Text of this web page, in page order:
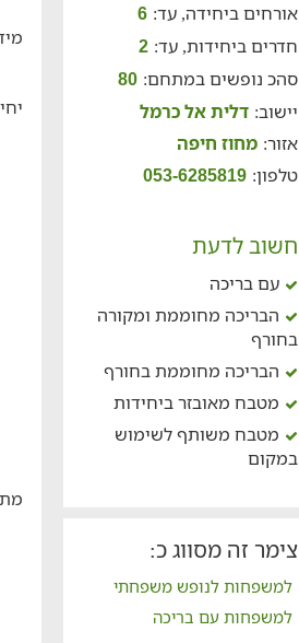
אורחים ביחידה, עד: 6
חדרים ביחידות, עד: 2
סהכ נופשים במתחם: 80
יישוב: דלית אל כרמל
אזור: מחוז חיפה
טלפון: 053-6285819
חשוב לדעת
עם בריכה
הבריכה מחוממת ומקורה
בחורף
הבריכה מחוממת בחורף
מטבח מאובזר ביחידות
מטבח משותף לשימוש
במקום
צימר זה מסווג כ:
למשפחות לנופש משפחתי
למשפחות עם בריכה